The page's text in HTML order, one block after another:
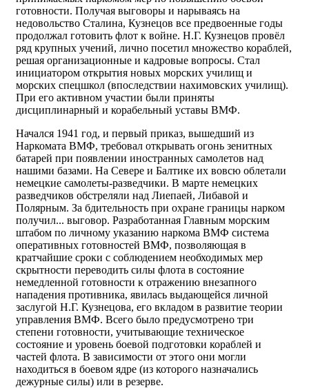
готовности. Получая выговоры и нарываясь на
недовольство Сталина, Кузнецов все предвоенные годы
продолжал готовить флот к войне. Н.Г. Кузнецов провёл
ряд крупных учений, лично посетил множество кораблей,
решая организационные и кадровые вопросы. Стал
инициатором открытия новых морских училищ и
морских спецшкол (впоследствии нахимовских училищ).
При его активном участии были приняты
дисциплинарный и корабельный уставы ВМФ.
Начался 1941 год, и первый приказ, вышедший из
Наркомата ВМФ, требовал открывать огонь зенитных
батарей при появлении иностранных самолетов над
нашими базами. На Севере и Балтике их вовсю облетали
немецкие самолеты-разведчики. В марте немецких
разведчиков обстреляли над Лиепаей, Либавой и
Полярным. За бдительность при охране границы нарком
получил... выговор. Разработанная Главным морским
штабом по личному указанию наркома ВМФ система
оперативных готовностей ВМФ, позволяющая в
кратчайшие сроки с соблюдением необходимых мер
скрытности переводить силы флота в состояние
немедленной готовности к отражению внезапного
нападения противника, явилась выдающейся личной
заслугой Н.Г. Кузнецова, его вкладом в развитие теории
управления ВМФ. Всего было предусмотрено три
степени готовности, учитывающие техническое
состояние и уровень боевой подготовки кораблей и
частей флота. В зависимости от этого они могли
находиться в боевом ядре (из которого назначались
дежурные силы) или в резерве.